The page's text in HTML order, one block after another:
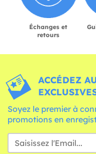
Échanges et
retours
ACCÉDEZ
Soyez le premier à
promotions en